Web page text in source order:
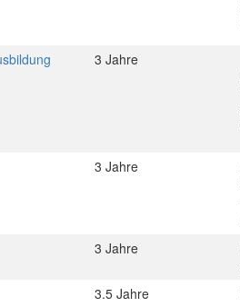
3 Jahre
3 Jahre
3 Jahre
3.5 Jahre